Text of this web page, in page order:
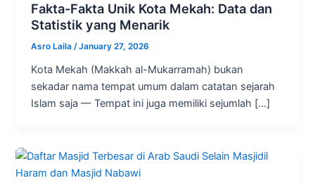
Fakta-Fakta Unik Kota Mekah: Data dan
Statistik yang Menarik
Asro Laila/January 27, 2026
Kota Mekah (Makkah al-Mukarramah) bukan
sekadar nama tempat umum dalam catatan sejarah
Islam saja — Tempat ini juga memiliki sejumlah […]